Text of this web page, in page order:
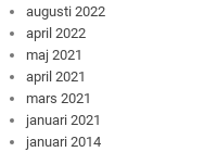
augusti 2022
april 2022
maj 2021
april 2021
mars 2021
januari 2021
januari 2014